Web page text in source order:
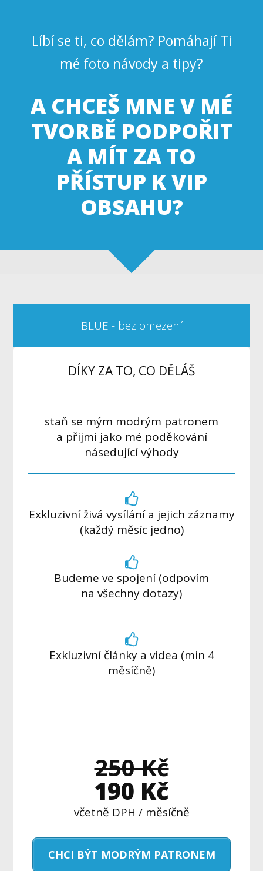
Líbí se ti, co dělám? Pomáhají Ti
mé foto návody a tipy?
A CHCEŠ MNE V MÉ
TVORBĚ PODPOŘIT
A MÍT ZA TO
PŘÍSTUP K VIP
OBSAHU?
BLUE - bez omezení
DÍKY ZA TO, CO DĚLÁŠ
staň se mým modrým patronem
a přijmi jako mé poděkování
násedující výhody
Exkluzivní živá vysílání a jejich záznamy
(každý měsíc jedno)
Budeme ve spojení (odpovím
na všechny dotazy)
Exkluzivní články a videa (min 4
měsíčně)
250 Kč
190 Kč
včetně DPH / měsíčně
CHCI BÝT MODRÝM PATRONEM